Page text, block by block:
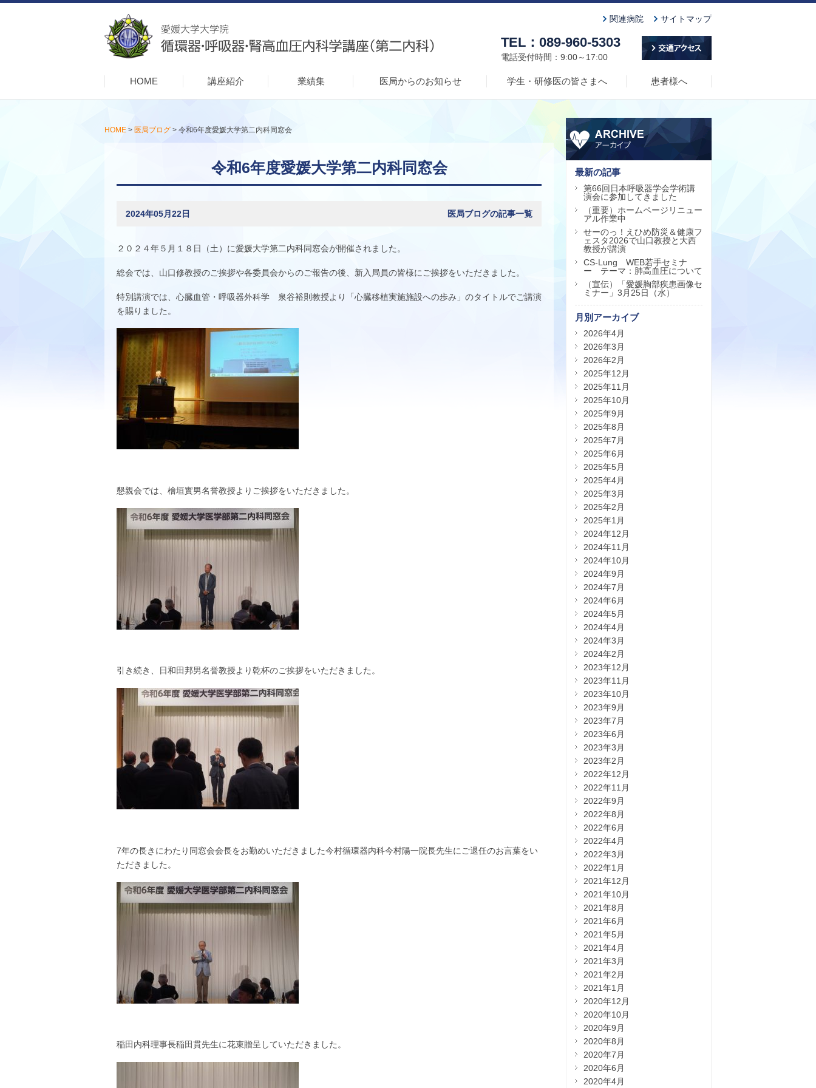
関連病院 サイトマップ
TEL：089-960-5303
電話受付時間：9:00～17:00
HOME 講座紹介 業績集 医局からのお知らせ 学生・研修医の皆さまへ 患者様へ
HOME > 医局ブログ > 令和6年度愛媛大学第二内科同窓会
令和6年度愛媛大学第二内科同窓会
2024年05月22日 医局ブログの記事一覧
２０２４年５月１８日（土）に愛媛大学第二内科同窓会が開催されました。
総会では、山口修教授のご挨拶や各委員会からのご報告の後、新入局員の皆様にご挨拶をいただきました。
特別講演では、心臓血管・呼吸器外科学 泉谷裕則教授より「心臓移植実施施設への歩み」のタイトルでご講演
を賜りました。
懇親会では、檜垣實男名誉教授よりご挨拶をいただきました。
引き続き、日和田邦男名誉教授より乾杯のご挨拶をいただきました。
7年の長きにわたり同窓会会長をお勤めいただきました今村循環器内科今村陽一院長先生にご退任のお言葉をい
ただきました。
稲田内科理事長稲田貫先生に花束贈呈していただきました。
最新の記事
第66回日本呼吸器学会学術講
演会に参加してきました
（重要）ホームページリニュー
アル作業中
せーのっ！えひめ防災＆健康フ
ェスタ2026で山口教授と大西
教授が講演
CS-Lung WEB若手セミナ
ー テーマ：肺高血圧について
（宣伝）「愛媛胸部疾患画像セ
ミナー」3月25日（水）
月別アーカイブ
2026年4月
2026年3月
2026年2月
2025年12月
2025年11月
2025年10月
2025年9月
2025年8月
2025年7月
2025年6月
2025年5月
2025年4月
2025年3月
2025年2月
2025年1月
2024年12月
2024年11月
2024年10月
2024年9月
2024年7月
2024年6月
2024年5月
2024年4月
2024年3月
2024年2月
2023年12月
2023年11月
2023年10月
2023年9月
2023年7月
2023年6月
2023年3月
2023年2月
2022年12月
2022年11月
2022年9月
2022年8月
2022年6月
2022年4月
2022年3月
2022年1月
2021年12月
2021年10月
2021年8月
2021年6月
2021年5月
2021年4月
2021年3月
2021年2月
2021年1月
2020年12月
2020年10月
2020年9月
2020年8月
2020年7月
2020年6月
2020年4月